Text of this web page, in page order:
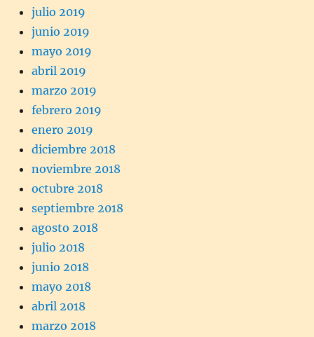
julio 2019
junio 2019
mayo 2019
abril 2019
marzo 2019
febrero 2019
enero 2019
diciembre 2018
noviembre 2018
octubre 2018
septiembre 2018
agosto 2018
julio 2018
junio 2018
mayo 2018
abril 2018
marzo 2018